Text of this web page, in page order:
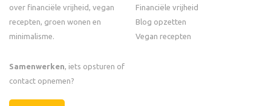
over financiële vrijheid, vegan
recepten, groen wonen en
minimalisme.
Samenwerken, iets opsturen of
contact opnemen?
Financiële vrijheid
Blog opzetten
Vegan recepten